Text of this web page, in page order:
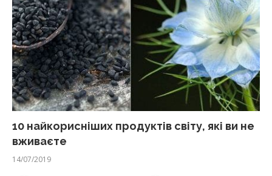
10 найкорисніших продуктів світу, які ви не
вживаєте
14/07/2019